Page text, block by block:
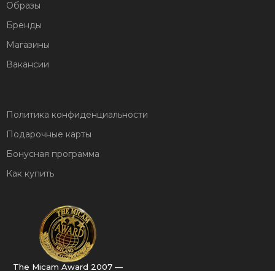
Образы
Бренды
Магазины
Вакансии
Политика конфиденциальности
Подарочные карты
Бонусная программа
Как купить
The Micam Award 2007 —